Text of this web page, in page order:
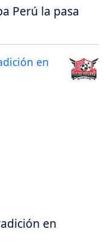
Perú la pasa
en